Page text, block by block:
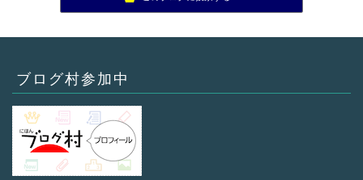
ブログ村参加中